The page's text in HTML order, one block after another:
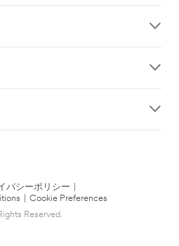
バシーポリシー
Cookie Preferences
Reserved.